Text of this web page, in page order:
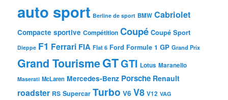
auto sport Berline de sport BMW Cabriolet
Compacte sportive Compétition Coupé Coupé Sport
Dieppe F1 Ferrari FIA Flat 6 Ford Formule 1 GP Grand Prix
Grand TourismeGTGTI Lotus Maranello
Maserati McLaren Mercedes-Benz Porsche Renault
roadster RS Supercar Turbo V6 V8 V12 VAG